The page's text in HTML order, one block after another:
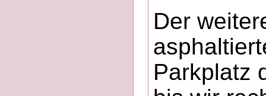
Der
Parkplatz